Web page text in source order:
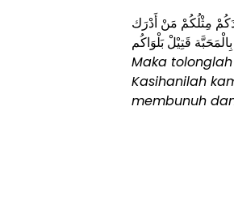
مِثْلُكُمْ مَنْ أَدْرَك
قَتِيْلْ بَلْوَاكُم
Maka
Kasihanilah
membunuh